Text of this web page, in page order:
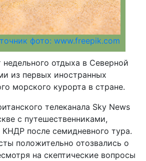
фото: www.freepik.com
недельного отдыха в Северной
из первых иностранных
морского курорта в стране.
телеканала Sky News
с путешественниками,
после семидневного тура.
положительно отозвались о
на скептические вопросы